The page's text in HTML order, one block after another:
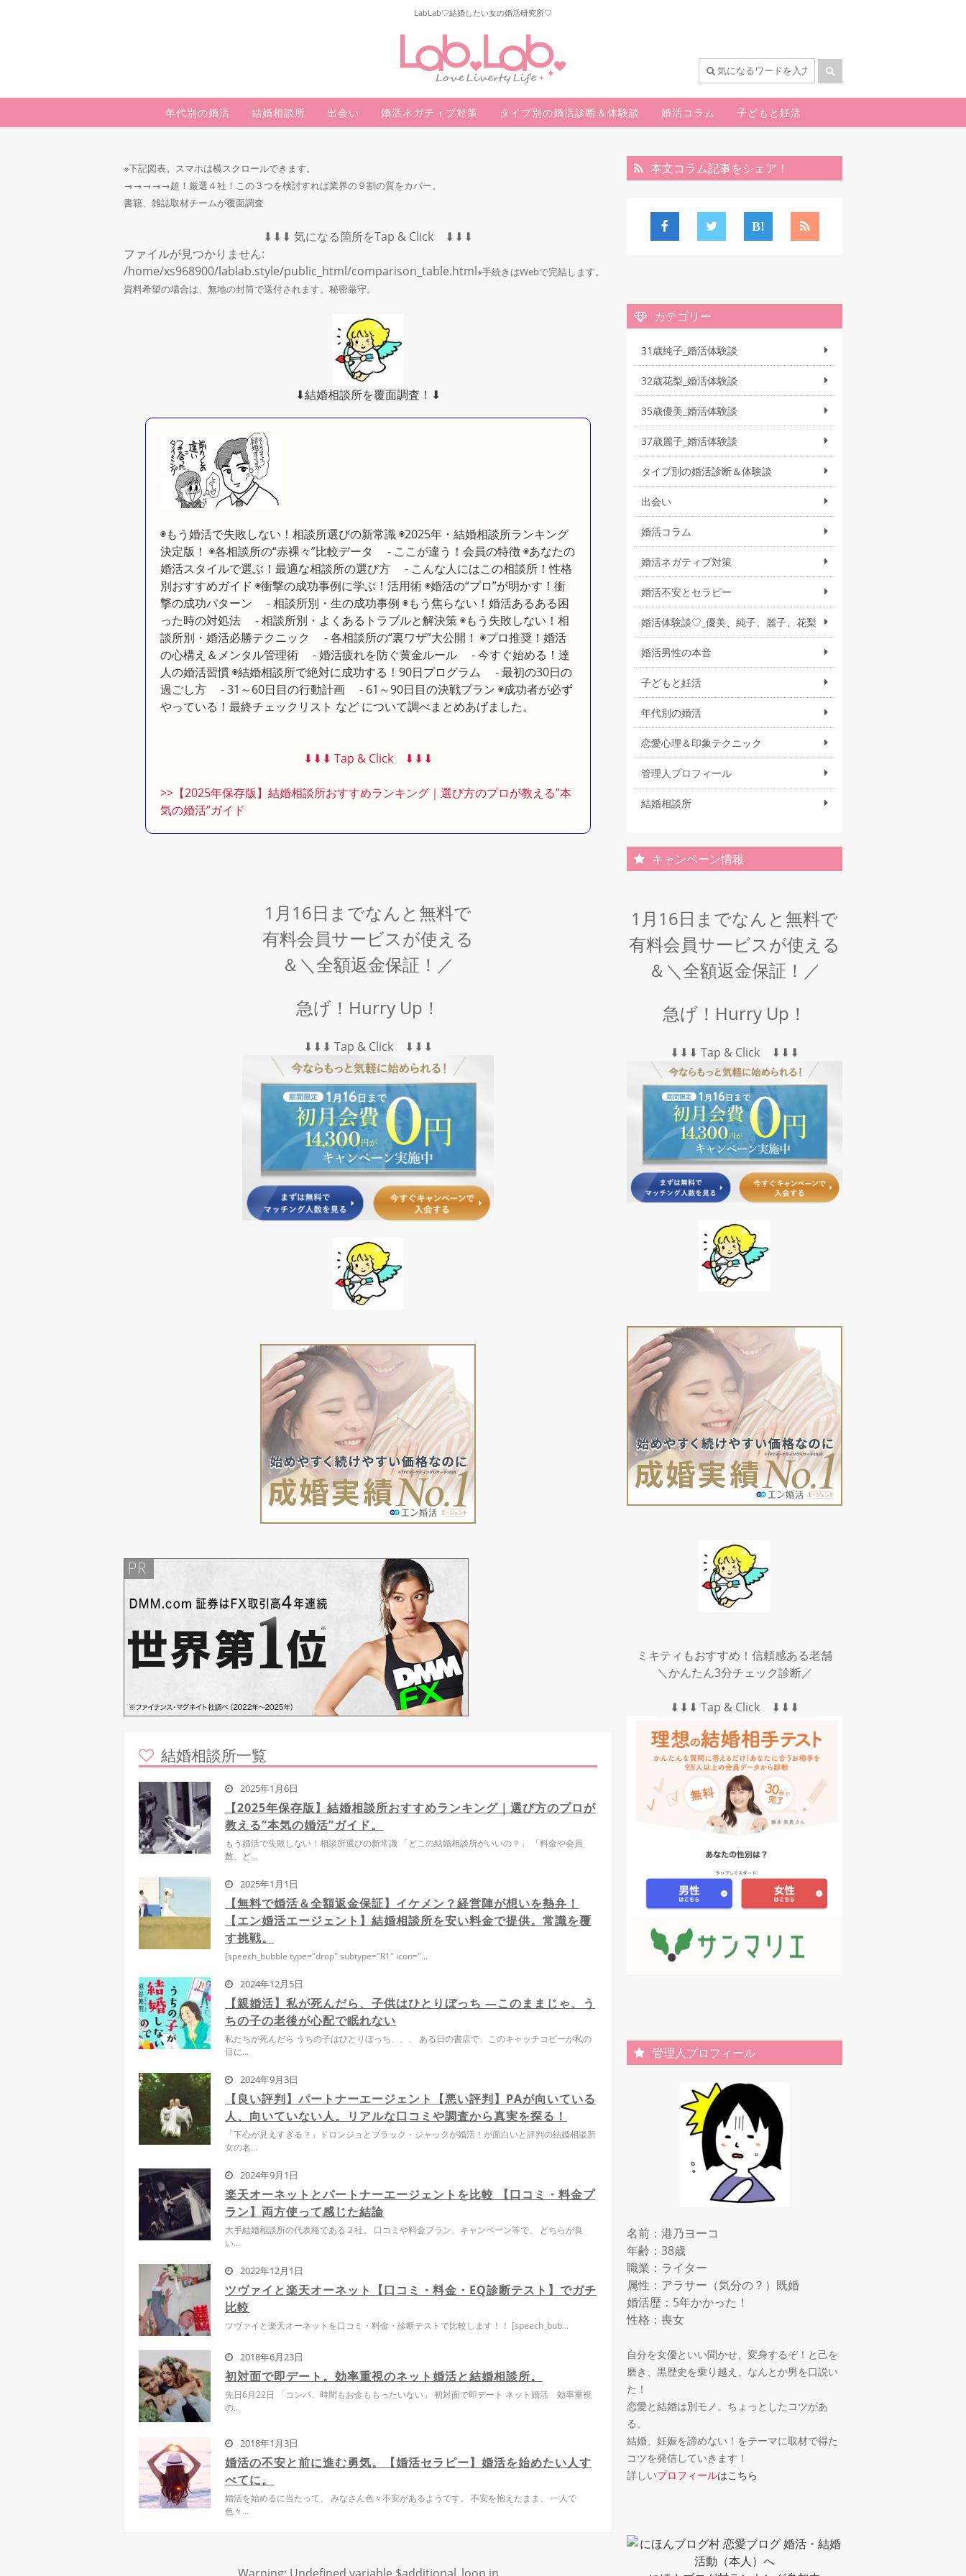
LabLab♡結婚したい女の婚活研究所♡
年代別の婚活 結婚相談所 出会い 婚活ネガティブ対策 タイプ別の婚活診断＆体験談 婚活コラム 子どもと妊活
※下記図表。 スマホは横スクロールできます。
→→→→→超！厳選４社！この３つを検討すれば業界の９割の質をカバー。
書籍、雑誌取材チームが覆面調査
⬇︎⬇︎⬇︎ 気になる箇所をTap & Click ⬇︎⬇︎⬇︎
ファイルが見つかりません:
/home/xs968900/lablab.style/public_html/comparison_table.html※手続きはWebで完結します。
資料希望の場合は、無地の封筒で送付されます。秘密厳守。
⬇︎結婚相談所を覆面調査！⬇︎
◉もう婚活で失敗しない！相談所選びの新常識 ◉2025年・結婚相談所ランキング
決定版！ ◉各相談所の“赤裸々”比較データ - ここが違う！会員の特徴 ◉あなたの
婚活スタイルで選ぶ！最適な相談所の選び方 - こんな人にはこの相談所！性格
別おすすめガイド ◉衝撃の成功事例に学ぶ！活用術 ◉婚活の“プロ”が明かす！衝
撃の成功パターン - 相談所別・生の成功事例 ◉もう焦らない！婚活あるある困
った時の対処法 - 相談所別・よくあるトラブルと解決策 ◉もう失敗しない！相
談所別・婚活必勝テクニック - 各相談所の“裏ワザ”大公開！ ◉プロ推奨！婚活
の心構え＆メンタル管理術 - 婚活疲れを防ぐ黄金ルール - 今すぐ始める！達
人の婚活習慣 ◉結婚相談所で絶対に成功する！90日プログラム - 最初の30日の
過ごし方 - 31～60日目の行動計画 - 61～90日目の決戦プラン ◉成功者が必ず
やっている！最終チェックリスト など について調べまとめあげました。
⬇︎⬇︎⬇︎ Tap & Click ⬇︎⬇︎⬇︎
>>【2025年保存版】結婚相談所おすすめランキング｜選び方のプロが教える”本
気の婚活”ガイド
1月16日までなんと無料で
有料会員サービスが使える
＆＼全額返金保証！／
急げ！Hurry Up！
⬇︎⬇︎⬇︎ Tap & Click ⬇︎⬇︎⬇︎
結婚相談所一覧
2025年1月6日
【2025年保存版】結婚相談所おすすめランキング｜選び方のプロが
教える”本気の婚活”ガイド。
もう婚活で失敗しない！相談所選びの新常識 「どこの結婚相談所がいいの？」 「料金や会員
数、ど...
2025年1月1日
【無料で婚活＆全額返金保証】イケメン？経営陣が想いを熱弁！
【エン婚活エージェント】結婚相談所を安い料金で提供。常識を覆
す挑戦。
[speech_bubble type="drop" subtype="R1" icon="...
2024年12月5日
【親婚活】私が死んだら、子供はひとりぼっち ―このままじゃ、う
ちの子の老後が心配で眠れない
私たちが死んだら うちの子はひとりぼっち、、、 ある日の書店で、このキャッチコピーが私の
目に...
2024年9月3日
【良い評判】パートナーエージェント【悪い評判】PAが向いている
人、向いていない人。リアルな口コミや調査から真実を探る！
「下心が見えすぎる？」ドロンジョとブラック・ジャックが婚活！が面白いと評判の結婚相談所
女の名...
2024年9月1日
楽天オーネットとパートナーエージェントを比較 【口コミ・料金プ
ラン】両方使って感じた結論
大手結婚相談所の代表格である２社。 口コミや料金プラン、キャンペーン等で、 どちらが良
い...
2022年12月1日
ツヴァイと楽天オーネット【口コミ・料金・EQ診断テスト】でガチ
比較
ツヴァイと楽天オーネットを口コミ・料金・診断テストで比較します！！ [speech_bub...
2018年6月23日
初対面で即デート。効率重視のネット婚活と結婚相談所。
先日6月22日 「コンパ、時間もお金ももったいない」 初対面で即デート ネット婚活 効率重視
の...
2018年1月3日
婚活の不安と前に進む勇気。【婚活セラピー】婚活を始めたい人す
べてに。
婚活を始めるに当たって、 みなさん色々不安があるようです。 不安を抱えたまま、 一人で
色々...
Warning: Undefined variable $additional_loop in
本文コラム記事をシェア！
カテゴリー
31歳純子_婚活体験談
32歳花梨_婚活体験談
35歳優美_婚活体験談
37歳麗子_婚活体験談
タイプ別の婚活診断＆体験談
出会い
婚活コラム
婚活ネガティブ対策
婚活不安とセラピー
婚活体験談♡_優美、純子、麗子、花梨
婚活男性の本音
子どもと妊活
年代別の婚活
恋愛心理＆印象テクニック
管理人プロフィール
結婚相談所
キャンペーン情報
1月16日までなんと無料で
有料会員サービスが使える
＆＼全額返金保証！／
急げ！Hurry Up！
⬇︎⬇︎⬇︎ Tap & Click ⬇︎⬇︎⬇︎
ミキティもおすすめ！信頼感ある老舗
＼かんたん3分チェック診断／
⬇︎⬇︎⬇︎ Tap & Click ⬇︎⬇︎⬇︎
管理人プロフィール
名前：港乃ヨーコ
年齢：38歳
職業：ライター
属性：アラサー（気分の？）既婚
婚活歴：5年かかった！
性格：喪女
自分を女優といい聞かせ、変身するぞ！と己を
磨き、黒歴史を乗り越え、なんとか男を口説い
た！
恋愛と結婚は別モノ。ちょっとしたコツがあ
る。
結婚、妊娠を諦めない！をテーマに取材で得た
コツを発信していきます！
詳しいプロフィールはこちら